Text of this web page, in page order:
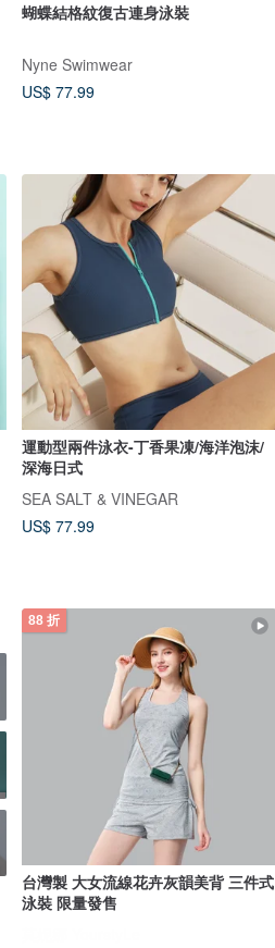
蝴蝶結格紋復古連身泳裝
Nyne Swimwear
US$ 77.99
運動型兩件泳衣-丁香果凍/海洋泡沫/
深海日式
SEA SALT & VINEGAR
US$ 77.99
88 折
台灣製 大女流線花卉灰韻美背 三件式
泳裝 限量發售